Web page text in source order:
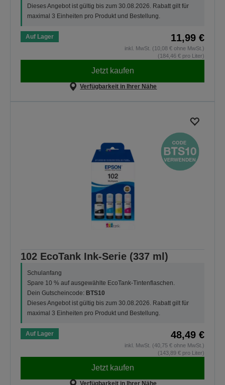
Dieses Angebot ist gültig bis zum 30.08.2026. Rabatt gilt für
maximal 3 Einheiten pro Produkt und Bestellung.
Auf Lager 11,99 €
inkl. MwSt. (10,08 € ohne MwSt.)
(184,46 € pro Liter)
Jetzt kaufen
Verfügbarkeit in Ihrer Nähe
102 EcoTank Ink-Serie (337 ml)
Schulanfang
Spare 10 % auf ausgewählte EcoTank-Tintenflaschen.
Dein Gutscheincode: BTS10
Dieses Angebot ist gültig bis zum 30.08.2026. Rabatt gilt für
maximal 3 Einheiten pro Produkt und Bestellung.
Auf Lager 48,49 €
inkl. MwSt. (40,75 € ohne MwSt.)
(143,89 € pro Liter)
Jetzt kaufen
Verfügbarkeit in Ihrer Nähe